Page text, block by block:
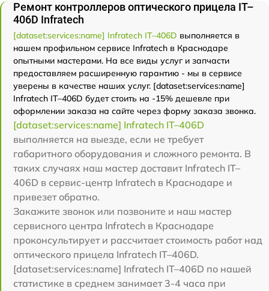
Ремонт контроллеров оптического прицела IT–
406D Infratech
[dataset:services:name] Infratech IT–406D выполняется в
нашем профильном сервисе Infratech в Краснодаре
опытными мастерами. На все виды услуг и запчасти
предоставляем расширенную гарантию - мы в сервисе
уверены в качестве наших услуг. [dataset:services:name]
Infratech IT–406D будет стоить на -15% дешевле при
оформлении заказа на сайте через форму заказа звонка.
[dataset:services:name] Infratech IT–406D
выполняется на выезде, если не требует
габаритного оборудования и сложного ремонта. В
таких случаях наш мастер доставит Infratech IT–
406D в сервис-центр Infratech в Краснодаре и
привезет обратно.
Закажите звонок или позвоните и наш мастер
сервисного центра Infratech в Краснодаре
проконсультирует и рассчитает стоимость работ над
оптического прицела Infratech IT–406D.
[dataset:services:name] Infratech IT–406D по нашей
статистике в среднем занимает 3-4 часа при